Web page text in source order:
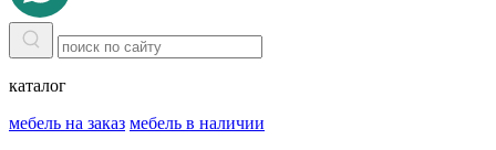
каталог
мебель на заказ мебель в наличии